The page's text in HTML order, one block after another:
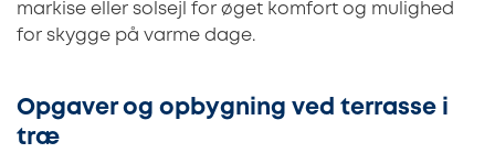
markise eller solsejl for øget komfort og mulighed
for skygge på varme dage.
Opgaver og opbygning ved terrasse i
træ